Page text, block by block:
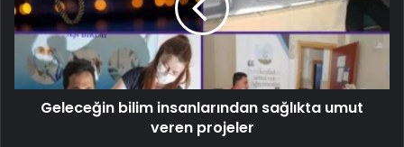
Geleceğin bilim insanlarından sağlıkta umut
veren projeler